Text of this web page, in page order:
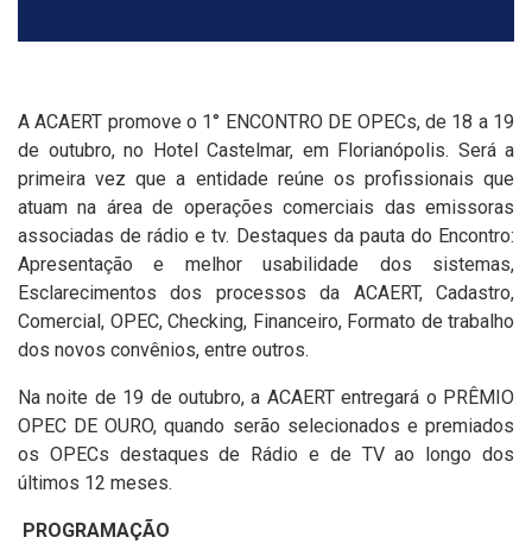
A ACAERT promove o 1° ENCONTRO DE OPECs, de 18 a 19
de outubro, no Hotel Castelmar, em Florianópolis. Será a
primeira vez que a entidade reúne os profissionais que
atuam na área de operações comerciais das emissoras
associadas de rádio e tv. Destaques da pauta do Encontro:
Apresentação e melhor usabilidade dos sistemas,
Esclarecimentos dos processos da ACAERT, Cadastro,
Comercial, OPEC, Checking, Financeiro, Formato de trabalho
dos novos convênios, entre outros.
Na noite de 19 de outubro, a ACAERT entregará o PRÊMIO
OPEC DE OURO, quando serão selecionados e premiados
os OPECs destaques de Rádio e de TV ao longo dos
últimos 12 meses.
PROGRAMAÇÃO